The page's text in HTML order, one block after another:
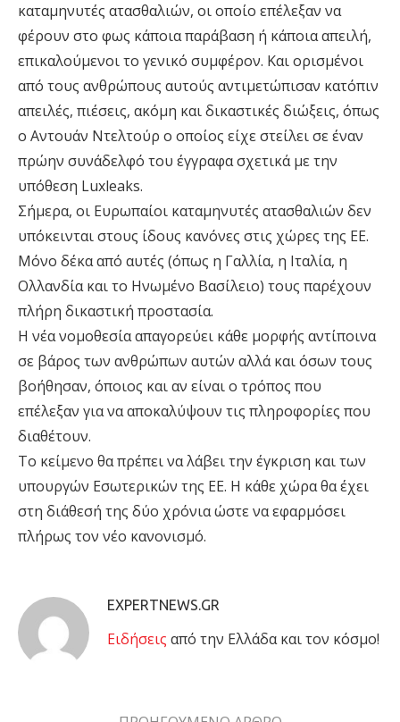
καταμηνυτές ατασθαλιών, οι οποίο επέλεξαν να
φέρουν στο φως κάποια παράβαση ή κάποια απειλή,
επικαλούμενοι το γενικό συμφέρον. Και ορισμένοι
από τους ανθρώπους αυτούς αντιμετώπισαν κατόπιν
απειλές, πιέσεις, ακόμη και δικαστικές διώξεις, όπως
ο Αντουάν Ντελτούρ ο οποίος είχε στείλει σε έναν
πρώην συνάδελφό του έγγραφα σχετικά με την
υπόθεση Luxleaks.
Σήμερα, οι Ευρωπαίοι καταμηνυτές ατασθαλιών δεν
υπόκεινται στους ίδους κανόνες στις χώρες της ΕΕ.
Μόνο δέκα από αυτές (όπως η Γαλλία, η Ιταλία, η
Ολλανδία και το Ηνωμένο Βασίλειο) τους παρέχουν
πλήρη δικαστική προστασία.
Η νέα νομοθεσία απαγορεύει κάθε μορφής αντίποινα
σε βάρος των ανθρώπων αυτών αλλά και όσων τους
βοήθησαν, όποιος και αν είναι ο τρόπος που
επέλεξαν για να αποκαλύψουν τις πληροφορίες που
διαθέτουν.
Το κείμενο θα πρέπει να λάβει την έγκριση και των
υπουργών Εσωτερικών της ΕΕ. Η κάθε χώρα θα έχει
στη διάθεσή της δύο χρόνια ώστε να εφαρμόσει
πλήρως τον νέο κανονισμό.
EXPERTNEWS.GR
Eιδήσεις από την Ελλάδα και τον κόσμο!